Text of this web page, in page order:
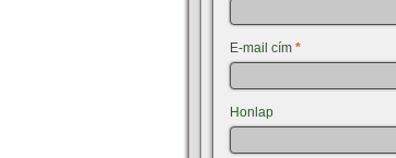
E-mail cím *
Honlap